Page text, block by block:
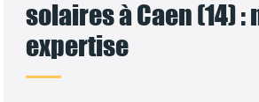
solaires à Caen (14) :
expertise